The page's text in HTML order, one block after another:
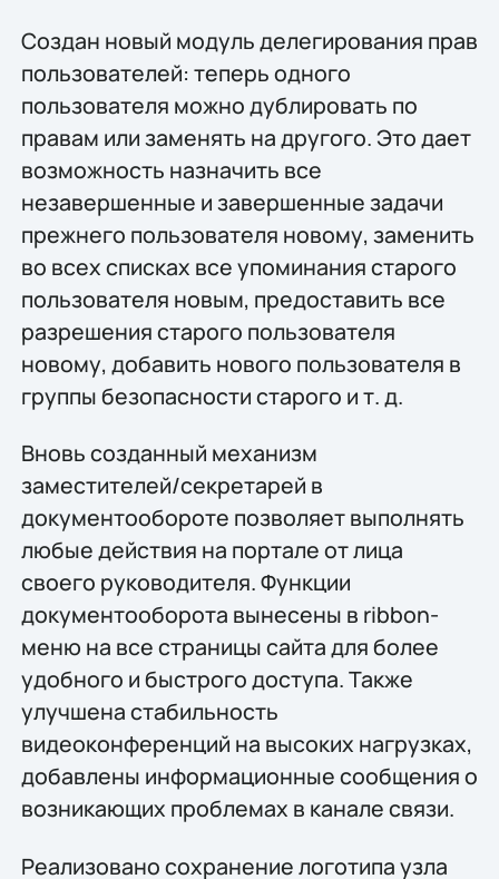
Создан новый модуль делегирования прав
пользователей: теперь одного
пользователя можно дублировать по
правам или заменять на другого. Это дает
возможность назначить все
незавершенные и завершенные задачи
прежнего пользователя новому, заменить
во всех списках все упоминания старого
пользователя новым, предоставить все
разрешения старого пользователя
новому, добавить нового пользователя в
группы безопасности старого и т. д.
Вновь созданный механизм
заместителей/секретарей в
документообороте позволяет выполнять
любые действия на портале от лица
своего руководителя. Функции
документооборота вынесены в ribbon-
меню на все страницы сайта для более
удобного и быстрого доступа. Также
улучшена стабильность
видеоконференций на высоких нагрузках,
добавлены информационные сообщения о
возникающих проблемах в канале связи.
Реализовано сохранение логотипа узла